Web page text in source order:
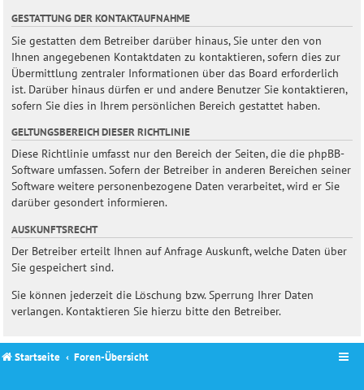
GESTATTUNG DER KONTAKTAUFNAHME
Sie gestatten dem Betreiber darüber hinaus, Sie unter den von
Ihnen angegebenen Kontaktdaten zu kontaktieren, sofern dies zur
Übermittlung zentraler Informationen über das Board erforderlich
ist. Darüber hinaus dürfen er und andere Benutzer Sie kontaktieren,
sofern Sie dies in Ihrem persönlichen Bereich gestattet haben.
GELTUNGSBEREICH DIESER RICHTLINIE
Diese Richtlinie umfasst nur den Bereich der Seiten, die die phpBB-
Software umfassen. Sofern der Betreiber in anderen Bereichen seiner
Software weitere personenbezogene Daten verarbeitet, wird er Sie
darüber gesondert informieren.
AUSKUNFTSRECHT
Der Betreiber erteilt Ihnen auf Anfrage Auskunft, welche Daten über
Sie gespeichert sind.
Sie können jederzeit die Löschung bzw. Sperrung Ihrer Daten
verlangen. Kontaktieren Sie hierzu bitte den Betreiber.
Startseite Foren-Übersicht